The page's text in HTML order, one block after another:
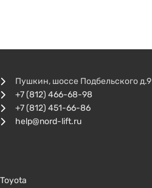
Пушкин, шоссе Подбельского д.9
+7 (812) 466-68-98
+7 (812) 451-66-86
help@nord-lift.ru
Toyota